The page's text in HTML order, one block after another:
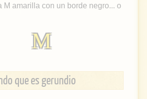
M amarilla con un borde negro... o
M
que es gerundio